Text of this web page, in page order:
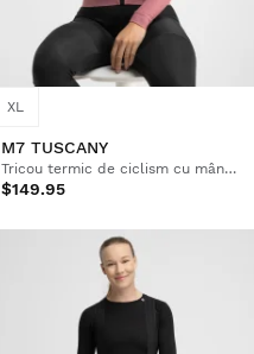
XL
M7 TUSCANY
Tricou termic de ciclism cu mânecă lungă pentru femei
$149.95